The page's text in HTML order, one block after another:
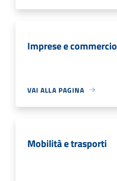
Imprese e commercio
VAI ALLA PAGINA
Mobilità e trasporti